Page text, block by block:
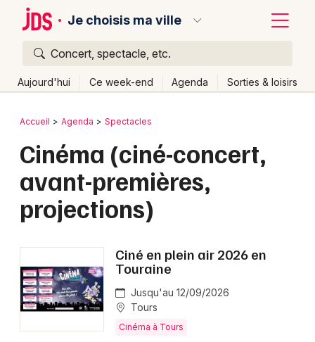
Je choisis ma ville
Concert, spectacle, etc.
Aujourd'hui Ce week-end Agenda Sorties & loisirs
Publier un événement
Grands événements
Manifestations
Foires & salons
Bordeaux
Colmar
Lille
Marseille
Mulhouse
Retour
Accueil Agenda Spectacles
Cinéma (ciné-concert,
avant-premières,
projections)
Ciné en plein air 2026 en
Touraine
Jusqu'au 12/09/2026
Tours
Cinéma à Tours
Quoi ?
Où ?
Quand ?
Effacer les dates
Aujourd'hui
Demain Ce week-end